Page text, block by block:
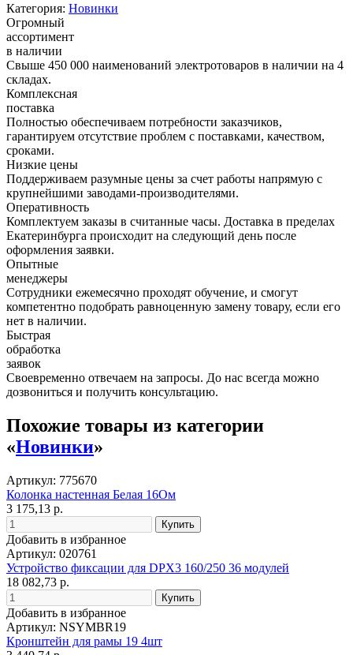
Категория: Новинки
Огромный
ассортимент
в наличии
Свыше 450 000 наименований электротоваров в наличии на 4
складах.
Комплексная
поставка
Полностью обеспечиваем потребности заказчиков,
гарантируем отсутствие проблем с поставками, качеством,
сроками.
Низкие цены
Поддерживаем разумные цены за счет работы напрямую с
крупнейшими заводами-производителями.
Оперативность
Комплектуем заказы в считанные часы. Доставка в пределах
Екатеринбурга происходит на следующий день после
оформления заявки.
Опытные
менеджеры
Сотрудники ежемесячно проходят обучение, и смогут
компетентно подобрать равноценную замену товару, если его
нет в наличии.
Быстрая
обработка
заявок
Своевременно отвечаем на запросы. До нас всегда можно
дозвониться и получить консультацию.
Похожие товары из категории
«Новинки»
Артикул: 775670
Колонка настенная Белая 16Ом
3 175,13 р.
Добавить в избранное
Артикул: 020761
Устройство фиксации для DPX3 160/250 36 модулей
18 082,73 р.
Добавить в избранное
Артикул: NSYMBR19
Кронштейн для рамы 19 4шт